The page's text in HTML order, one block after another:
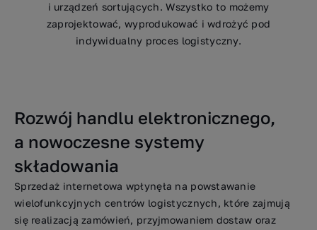
i urządzeń sortujących. Wszystko to możemy
zaprojektować, wyprodukować i wdrożyć pod
indywidualny proces logistyczny.
Rozwój handlu elektronicznego,
a nowoczesne systemy
składowania
Sprzedaż internetowa wpłynęła na powstawanie
wielofunkcyjnych centrów logistycznych, które zajmują
się realizacją zamówień, przyjmowaniem dostaw oraz